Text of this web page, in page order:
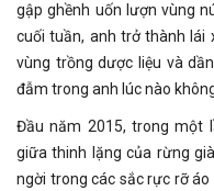
gập ghềnh uốn lượn vùng
cuối tuần, anh trở thành lái
vùng trồng dược liệu và
đẫm trong anh lúc nào
Đầu năm 2015, trong một
giữa thinh lặng của rừng
ngời trong các sắc rực rỡ